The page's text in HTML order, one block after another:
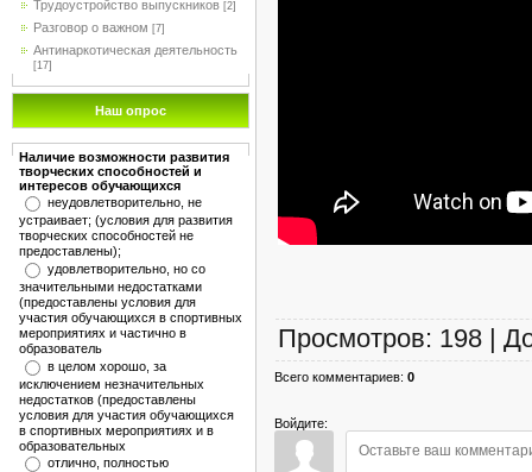
Трудоустройство выпускников [2]
Разговор о важном [7]
Антинаркотическая деятельность
[17]
Наш опрос
Наличие возможности развития
творческих способностей и
интересов обучающихся
неудовлетворительно, не
устраивает; (условия для развития
творческих способностей не
предоставлены);
удовлетворительно, но со
значительными недостатками
(предоставлены условия для
участия обучающихся в спортивных
мероприятиях и частично в
образователь
в целом хорошо, за
исключением незначительных
недостатков (предоставлены
условия для участия обучающихся
в спортивных мероприятиях и в
образовательных
отлично, полностью
Просмотров: 198 |
Всего комментариев: 0
Войдите: